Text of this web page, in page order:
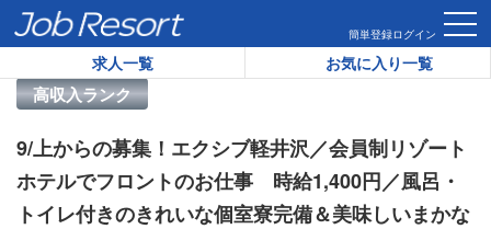
簡単登録ログイン
求人一覧 お気に入り一覧
HOME 求人一覧 9/上からの募集！エクシブ軽井沢／会員制
高収入ランク
リゾートバイト求人番号：
9/上からの募集！エクシブ軽井沢／会員制リゾート
ホテルでフロントのお仕事 時給1,400円／風呂・
トイレ付きのきれいな個室寮完備＆美味しいまかな